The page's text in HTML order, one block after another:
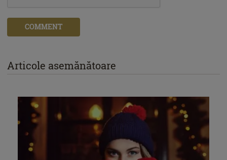
COMMENT
Articole asemănătoare